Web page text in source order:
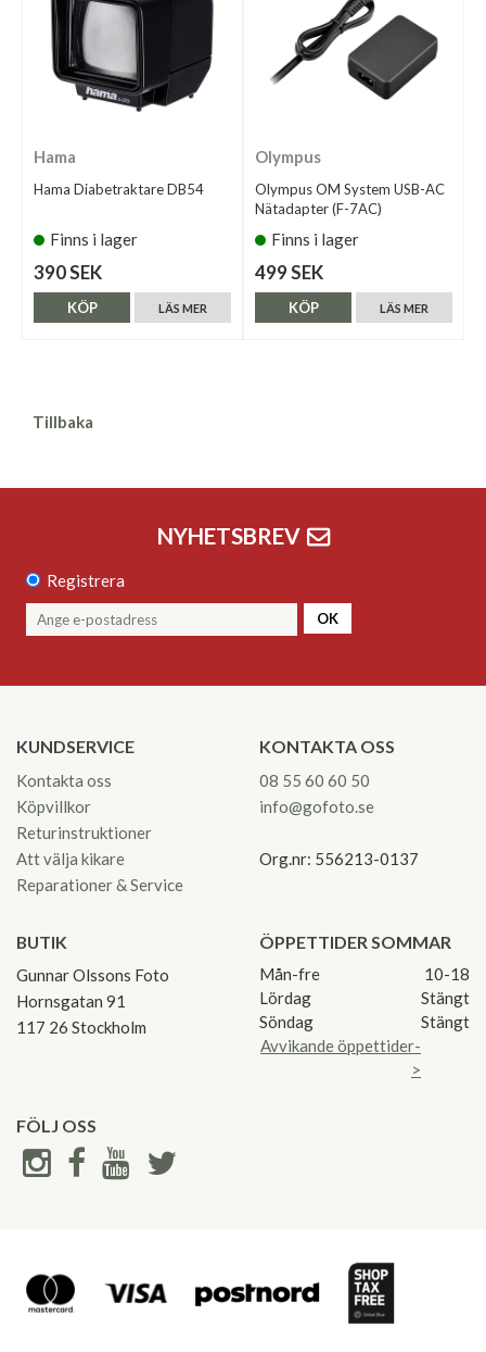
Hama
Hama Diabetraktare DB54
Finns i lager
390 SEK
LÄS MER
KÖP
Olympus
Olympus OM System USB-AC
Nätadapter (F-7AC)
Finns i lager
499 SEK
LÄS MER
KÖP
Tillbaka
NYHETSBREV
Registrera
OK
KUNDSERVICE
Kontakta oss
Köpvillkor
Returinstruktioner
Att välja kikare
Reparationer & Service
KONTAKTA OSS
08 55 60 60 50
info@gofoto.se
Org.nr: 556213-0137
BUTIK
Gunnar Olssons Foto
Hornsgatan 91
117 26 Stockholm
ÖPPETTIDER SOMMAR
Mån-fre
10-18
Lördag
Stängt
Söndag
Stängt
Avvikande öppettider-
>
FÖLJ OSS